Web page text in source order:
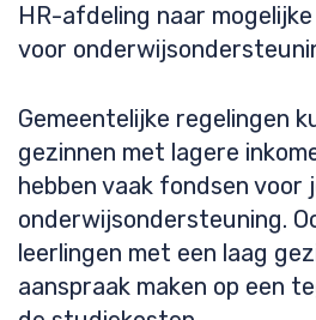
HR-afdeling naar
voor
Gemeentelijke regelingen
gezinnen met lagere
hebben vaak fondsen voor
onderwijsondersteuning.
leerlingen met een laag
aanspraak maken op een